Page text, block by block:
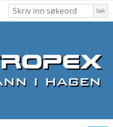
Søk